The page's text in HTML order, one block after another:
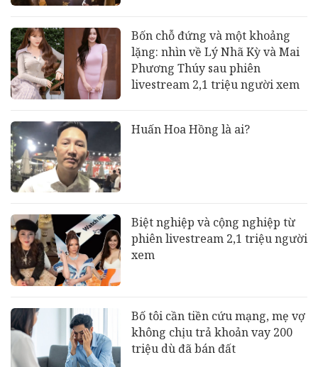
Bốn chỗ đứng và một khoảng
lặng: nhìn về Lý Nhã Kỳ và Mai
Phương Thúy sau phiên
livestream 2,1 triệu người xem
Huấn Hoa Hồng là ai?
Biệt nghiệp và cộng nghiệp từ
phiên livestream 2,1 triệu người
xem
Bố tôi cần tiền cứu mạng, mẹ vợ
không chịu trả khoản vay 200
triệu dù đã bán đất